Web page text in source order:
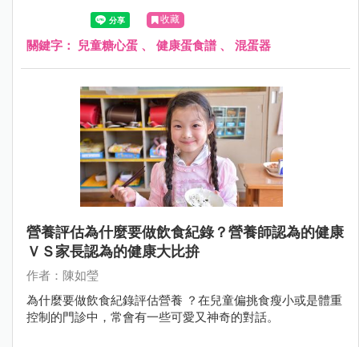
收藏
關鍵字： 兒童糖心蛋 、 健康蛋食譜 、 混蛋器
營養評估為什麼要做飲食紀錄？營養師認為的健康
ＶＳ家長認為的健康大比拚
作者：陳如瑩
為什麼要做飲食紀錄評估營養 ？在兒童偏挑食瘦小或是體重
控制的門診中，常會有一些可愛又神奇的對話。